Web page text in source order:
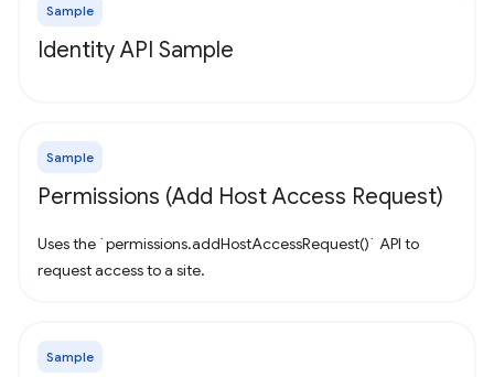
Sample
Identity API Sample
Sample
Permissions (Add Host Access Request)
Uses the `permissions.addHostAccessRequest()` API to
request access to a site.
Sample